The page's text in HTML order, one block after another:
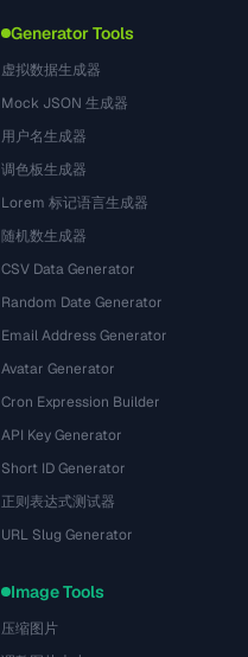
Generator Tools
虚拟数据生成器
Mock JSON 生成器
用户名生成器
调色板生成器
Lorem 标记语言生成器
随机数生成器
CSV Data Generator
Random Date Generator
Email Address Generator
Avatar Generator
Cron Expression Builder
API Key Generator
Short ID Generator
正则表达式测试器
URL Slug Generator
Image Tools
压缩图片